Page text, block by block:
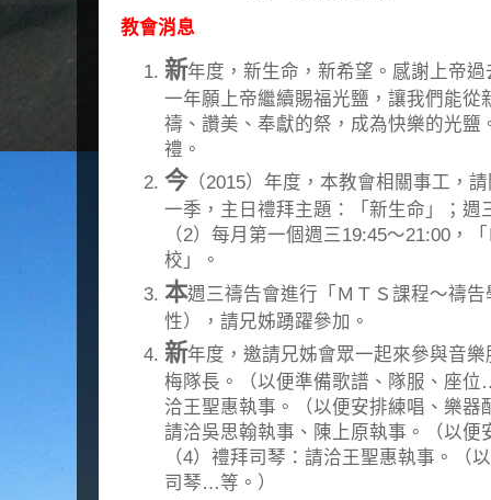
教會消息
新年度，新生命，新希望。感謝上帝
一年願上帝繼續賜福光鹽，讓我們能從
禱、讚美、奉獻的祭，成為快樂的光鹽
禮。
今（2015）年度，本教會相關事工，
一季，主日禮拜主題：「新生命」；週
（2）每月第一個週三19:45～21:00，
校」。
本週三禱告會進行「ＭＴＳ課程～禱
性），請兄姊踴躍參加。
新年度，邀請兄姊會眾一起來參與音
梅隊長。（以便準備歌譜、隊服、座
洽王聖惠執事。（以便安排練唱、樂
請洽吳思翰執事、陳上原執事。（以
（4）禮拜司琴：請洽王聖惠執事。（
司琴…等。）